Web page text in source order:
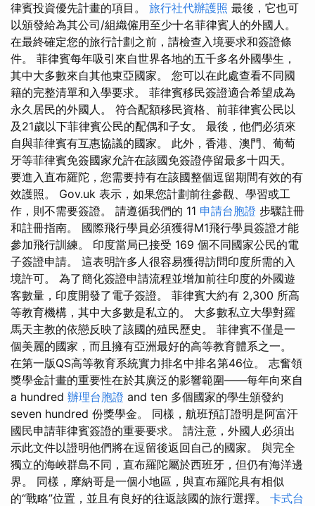
律賓投資優先計畫的項目。 旅行社代辦護照 最後，它也可
以頒發給為其公司/組織僱用至少十名菲律賓人的外國人。
在最終確定您的旅行計劃之前，請檢查入境要求和簽證條
件。 菲律賓每年吸引來自世界各地的五千多名外國學生，
其中大多數來自其他東亞國家。 您可以在此處查看不同國
籍的完整清單和入學要求。 菲律賓移民簽證適合希望成為
永久居民的外國人。 符合配額移民資格、前菲律賓公民以
及21歲以下菲律賓公民的配偶和子女。 最後，他們必須來
自與菲律賓有互惠協議的國家。 此外，香港、澳門、葡萄
牙等菲律賓免簽國家允許在該國免簽證停留最多十四天。
要進入直布羅陀，您需要持有在該國整個逗留期間有效的有
效護照。 Gov.uk 表示，如果您計劃前往參觀、學習或工
作，則不需要簽證。 請遵循我們的 11 申請台胞證 步驟註冊
和註冊指南。 國際飛行學員必須獲得M1飛行學員簽證才能
參加飛行訓練。 印度當局已接受 169 個不同國家公民的電
子簽證申請。 這表明許多人很容易獲得訪問印度所需的入
境許可。 為了簡化簽證申請流程並增加前往印度的外國遊
客數量，印度開發了電子簽證。 菲律賓大約有 2,300 所高
等教育機構，其中大多數是私立的。 大多數私立大學對羅
馬天主教的依戀反映了該國的殖民歷史。 菲律賓不僅是一
個美麗的國家，而且擁有亞洲最好的高等教育體系之一。
在第一版QS高等教育系統實力排名中排名第46位。 志奮領
獎學金計畫的重要性在於其廣泛的影響範圍——每年向來自
a hundred 辦理台胞證 and ten 多個國家的學生頒發約
seven hundred 份獎學金。 同樣，航班預訂證明是阿富汗
國民申請菲律賓簽證的重要要求。 請注意，外國人必須出
示此文件以證明他們將在逗留後返回自己的國家。 與完全
獨立的海峽群島不同，直布羅陀屬於西班牙，但仍有海洋邊
界。 同樣，摩納哥是一個小地區，與直布羅陀具有相似
的“戰略”位置，並且有良好的往返該國的旅行選擇。 卡式台